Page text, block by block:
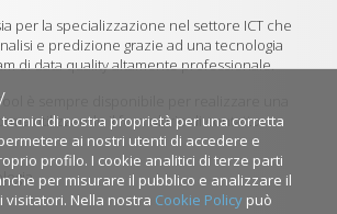
di nostra proprietà per una corretta
ai nostri utenti di accedere e
profilo. I cookie analitici di terze parti
per misurare il pubblico e analizzare il
visitatori. Nella nostra Cookie Policy può
per la specializzazione nel settore ICT che
e predizione grazie ad una tecnologia
di data quality altamente professionale.
è sempre disponibile per realizzare una
utilizzando il formulario di contatto.